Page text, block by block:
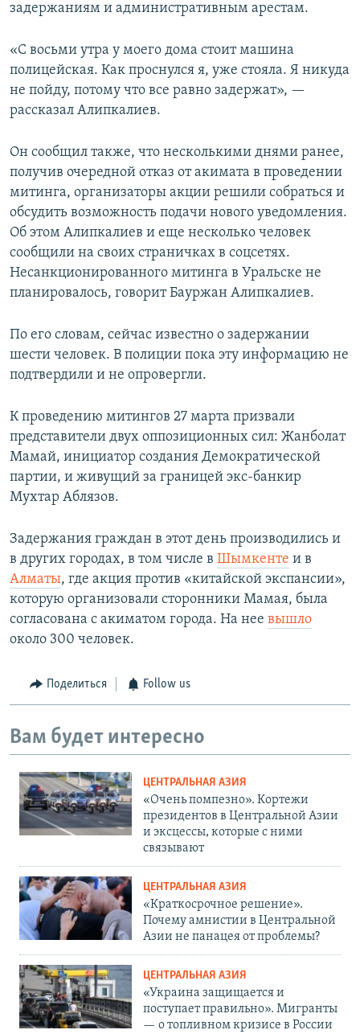
задержаниям и административным арестам.
«С восьми утра у моего дома стоит машина
полицейская. Как проснулся я, уже стояла. Я никуда
не пойду, потому что все равно задержат», —
рассказал Алипкалиев.
Он сообщил также, что несколькими днями ранее,
получив очередной отказ от акимата в проведении
митинга, организаторы акции решили собраться и
обсудить возможность подачи нового уведомления.
Об этом Алипкалиев и еще несколько человек
сообщили на своих страничках в соцсетях.
Несанкционированного митинга в Уральске не
планировалось, говорит Бауржан Алипкалиев.
По его словам, сейчас известно о задержании
шести человек. В полиции пока эту информацию не
подтвердили и не опровергли.
К проведению митингов 27 марта призвали
представители двух оппозиционных сил: Жанболат
Мамай, инициатор создания Демократической
партии, и живущий за границей экс-банкир
Мухтар Аблязов.
Задержания граждан в этот день производились и
в других городах, в том числе в Шымкенте и в
Алматы, где акция против «китайской экспансии»,
которую организовали сторонники Мамая, была
согласована с акиматом города. На нее вышло
около 300 человек.
Поделиться Follow us
Вам будет интересно
ЦЕНТРАЛЬНАЯ АЗИЯ
«Очень помпезно». Кортежи
президентов в Центральной Азии
и эксцессы, которые с ними
связывают
ЦЕНТРАЛЬНАЯ АЗИЯ
«Краткосрочное решение».
Почему амнистии в Центральной
Азии не панацея от проблемы?
ЦЕНТРАЛЬНАЯ АЗИЯ
«Украина защищается и
поступает правильно». Мигранты
— о топливном кризисе в России